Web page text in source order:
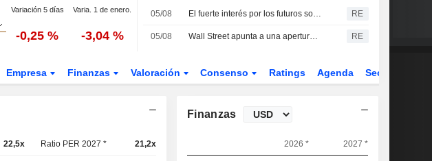
Variación 5 días Varia. 1 de enero.
-0,25 % -3,04 %
05/08 El fuerte interés por los futuros sobre swaps en EE. UU. refleja el temor a tipos altos durante más tiempo RE
05/08 Wall Street apunta a una apertura al alza: el optimismo en Oriente Próximo compensa el lastre de SpaceX y AMD RE
Empresa Finanzas Valoración Consenso Ratings Agenda Sector
22,5x Ratio PER 2027 * 21,2x
Finanzas
2026 * 2027 *